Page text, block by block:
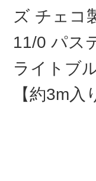
ズ チェコ
11/0 パス
ライトブ
【約3m入